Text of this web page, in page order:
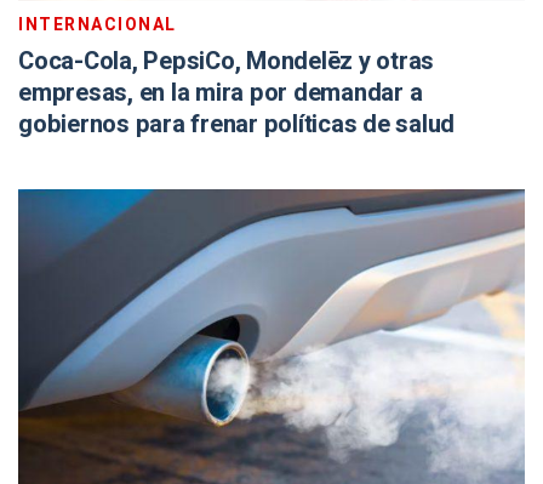
INTERNACIONAL
Coca-Cola, PepsiCo, Mondelēz y otras
empresas, en la mira por demandar a
gobiernos para frenar políticas de salud